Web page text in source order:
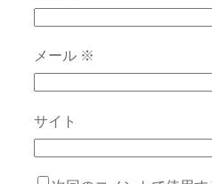
メール ※
サイト